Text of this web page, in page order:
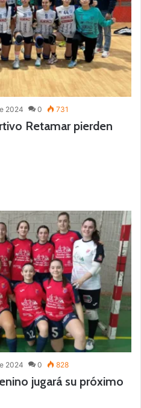
2024 0 731
Retamar pierden
2024 0 828
jugará su próximo